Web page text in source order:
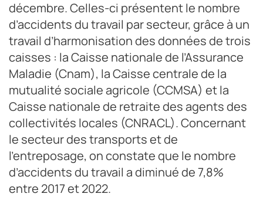
décembre. Celles-ci présentent le nombre
d’accidents du travail par secteur, grâce à un
travail d’harmonisation des données de trois
caisses : la Caisse nationale de l’Assurance
Maladie (Cnam), la Caisse centrale de la
mutualité sociale agricole (CCMSA) et la
Caisse nationale de retraite des agents des
collectivités locales (CNRACL). Concernant
le secteur des transports et de
l’entreposage, on constate que le nombre
d’accidents du travail a diminué de 7,8%
entre 2017 et 2022.